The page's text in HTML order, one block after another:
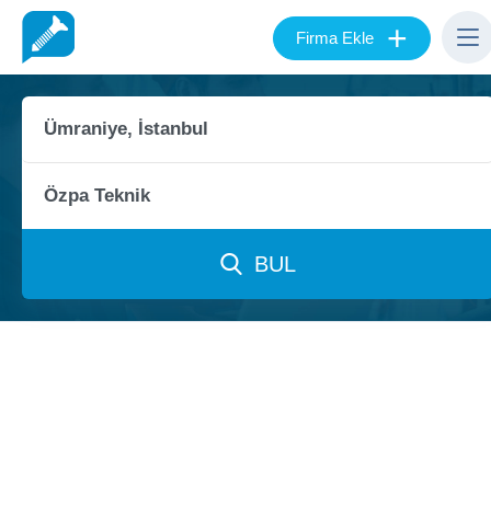
Firma Ekle +
BUL